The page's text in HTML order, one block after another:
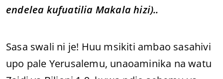
endelea kufuatilia Makala hizi)..
Sasa swali ni je! Huu msikiti ambao sasahivi
upo pale Yerusalemu, unaoaminika na watu